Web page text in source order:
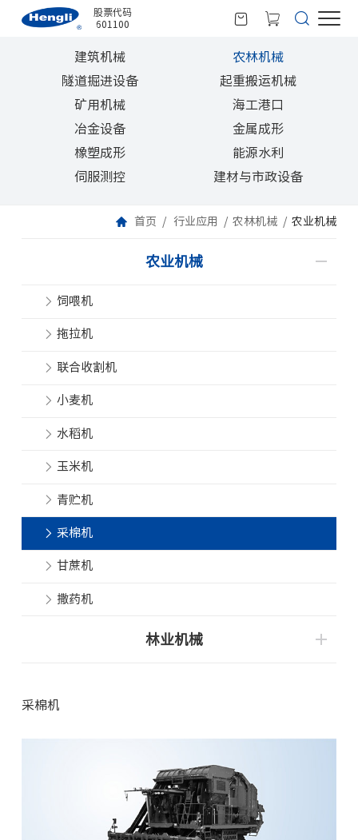
股票代码
601100
建筑机械
农林机械
隧道掘进设备
起重搬运机械
矿用机械
海工港口
冶金设备
金属成形
橡塑成形
能源水利
伺服测控
建材与市政设备
首页 行业应用 农林机械 农业机械
农业机械
饲喂机
拖拉机
联合收割机
小麦机
水稻机
玉米机
青贮机
采棉机
甘蔗机
撒药机
林业机械
采棉机